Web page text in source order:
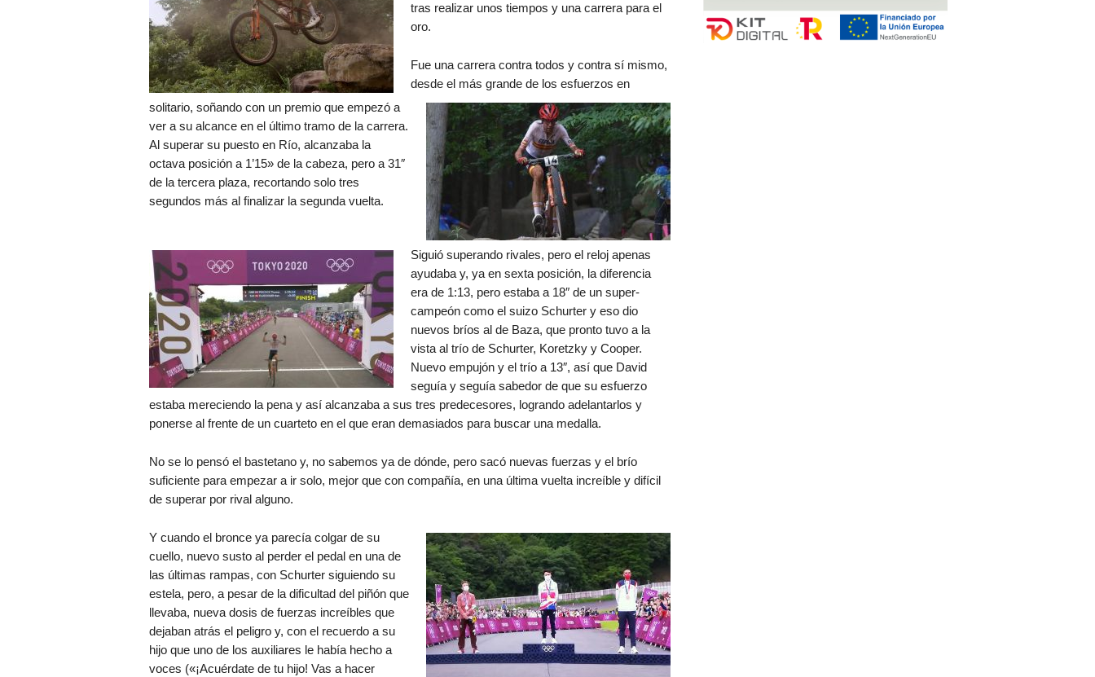
tras realizar unos tiempos y una carrera para el
oro.
Fue una carrera contra todos y contra sí mismo,
desde el más grande de los esfuerzos en
solitario, soñando con un premio que empezó a
ver a su alcance en el último tramo de la carrera.
Al superar su puesto en Río, alcanzaba la
octava posición a 1’15» de la cabeza, pero a 31″
de la tercera plaza, recortando solo tres
segundos más al finalizar la segunda vuelta.
Siguió superando rivales, pero el reloj apenas
ayudaba y, ya en sexta posición, la diferencia
era de 1:13, pero estaba a 18″ de un super-
campeón como el suizo Schurter y eso dio
nuevos bríos al de Baza, que pronto tuvo a la
vista al trío de Schurter, Koretzky y Cooper.
Nuevo empujón y el trío a 13″, así que David
seguía y seguía sabedor de que su esfuerzo
estaba mereciendo la pena y así alcanzaba a sus tres predecesores, logrando adelantarlos y
ponerse al frente de un cuarteto en el que eran demasiados para buscar una medalla.
No se lo pensó el bastetano y, no sabemos ya de dónde, pero sacó nuevas fuerzas y el brío
suficiente para empezar a ir solo, mejor que con compañía, en una última vuelta increíble y difícil
de superar por rival alguno.
Y cuando el bronce ya parecía colgar de su
cuello, nuevo susto al perder el pedal en una de
las últimas rampas, con Schurter siguiendo su
estela, pero, a pesar de la dificultad del piñón que
llevaba, nueva dosis de fuerzas increíbles que
dejaban atrás el peligro y, con el recuerdo a su
hijo que uno de los auxiliares le había hecho a
voces («¡Acuérdate de tu hijo! Vas a hacer